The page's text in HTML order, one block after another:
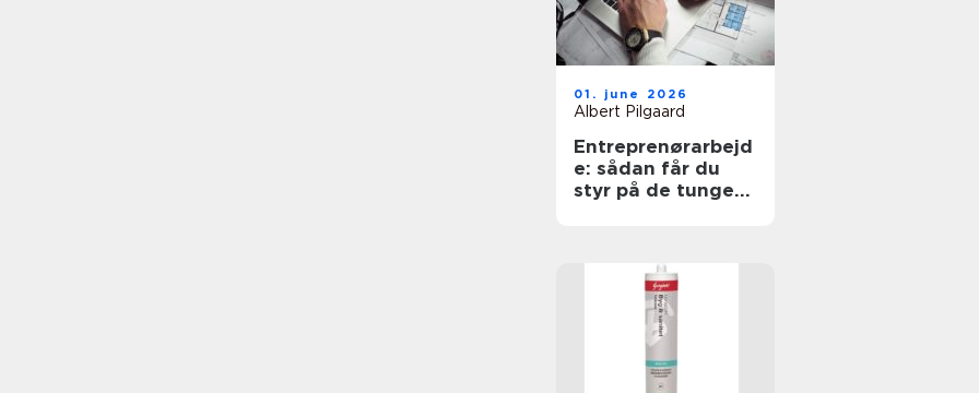
01. june 2026
Albert Pilgaard
Entreprenørarbejd
e: sådan får du
styr på de tunge